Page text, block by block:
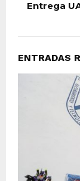
Entrega
ENTRADAS